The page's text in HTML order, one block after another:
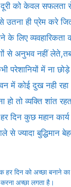
को केवल सफलता
उतना ही प्रेम करे
के लिए
अनुभव नहीं
परेशानियों में ना
में कोई दुख नही
हो तो व्यक्ति शांत
दिन कुछ महान
ज्यादा बुद्धिमान
दिन को अच्छा बनाने
अच्छा लगता है।